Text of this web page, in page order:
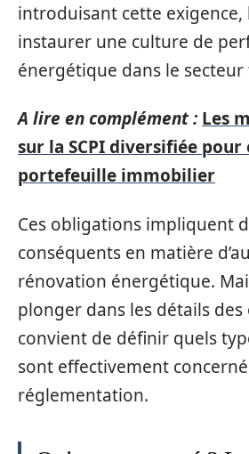
introduisant cette exigence,
instaurer une culture de
énergétique dans le
A lire en complément : Les
sur la SCPI diversifiée
portefeuille immobilier
Ces obligations impliquent
conséquents en matière
rénovation énergétique.
plonger dans les détails
convient de définir quels
sont effectivement
réglementation.